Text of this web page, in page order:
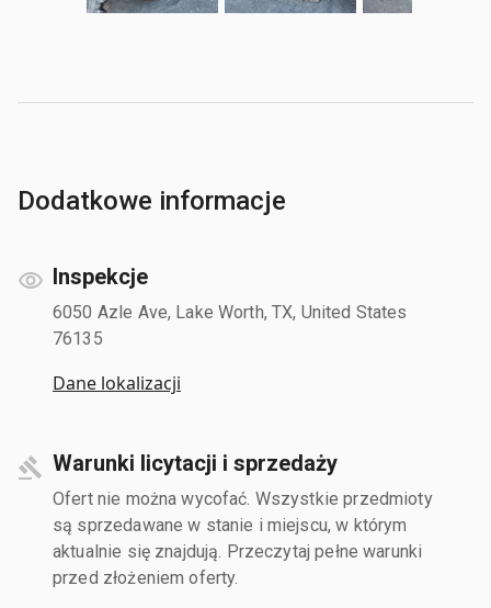
Dodatkowe informacje
Inspekcje
6050 Azle Ave, Lake Worth, TX, United States
76135
Dane lokalizacji
Warunki licytacji i sprzedaży
Ofert nie można wycofać. Wszystkie przedmioty
są sprzedawane w stanie i miejscu, w którym
aktualnie się znajdują. Przeczytaj pełne warunki
przed złożeniem oferty.